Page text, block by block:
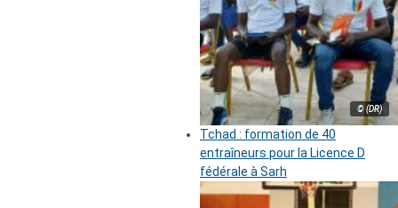
© (DR)
Tchad : formation de 40
entraîneurs pour la Licence D
fédérale à Sarh